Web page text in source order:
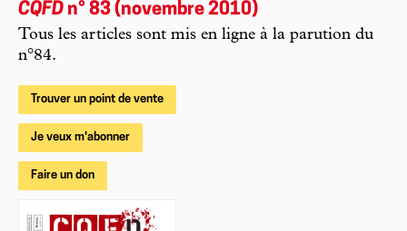
CQFD n° 83 (novembre 2010)
Tous les articles sont mis en ligne à la parution du
n°84.
Trouver un point de vente
Je veux m'abonner
Faire un don